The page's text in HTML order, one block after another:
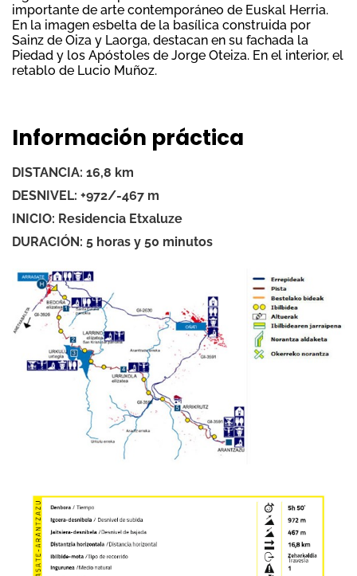
importante de arte contemporáneo de Euskal Herria.
En la imagen esbelta de la basílica construida por
Sainz de Oiza y Laorga, destacan en su fachada la
Piedad y los Apóstoles de Jorge Oteiza. En el interior, el
retablo de Lucio Muñoz.
Información práctica
DISTANCIA: 16,8 km
DESNIVEL: +972/-467 m
INICIO: Residencia Etxaluze
DURACIÓN: 5 horas y 50 minutos